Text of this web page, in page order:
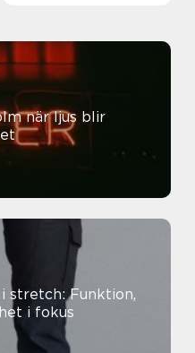
blir
stretch: Funktion,
i fokus